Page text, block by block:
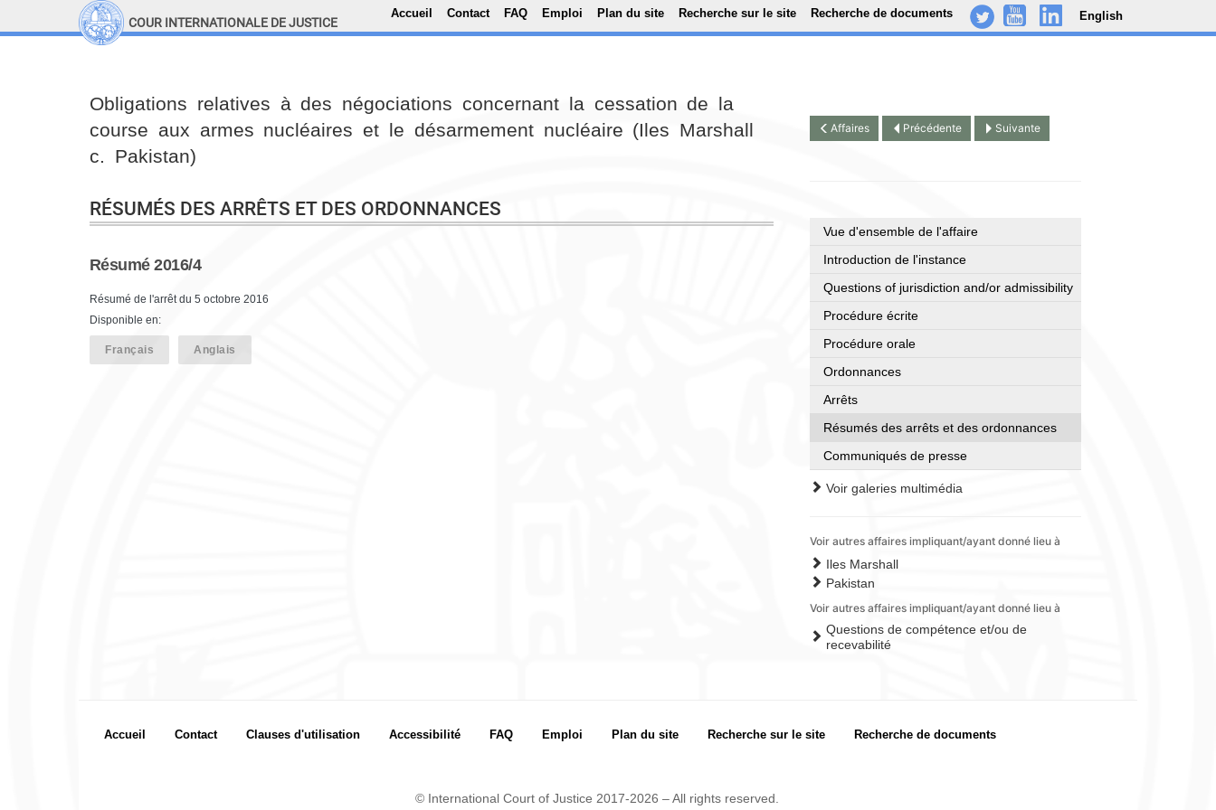
Aller au contenu principal
Top Menu
Accueil Contact FAQ Emploi Plan du site Recherche sur le site Recherche de documents
. - .. English
COUR INTERNATIONALE DE JUSTICE
Obligations relatives à des négociations concernant la cessation de la
course aux armes nucléaires et le désarmement nucléaire (Iles Marshall
c. Pakistan)
RÉSUMÉS DES ARRÊTS ET DES ORDONNANCES
Résumé 2016/4
Résumé de l'arrêt du 5 octobre 2016
Disponible en:
Français Anglais
Affaires Précédente Suivante
Vue d'ensemble de l'affaire
Introduction de l'instance
Questions of jurisdiction and/or admissibility
Procédure écrite
Procédure orale
Ordonnances
Arrêts
Résumés des arrêts et des ordonnances
Communiqués de presse
Voir galeries multimédia
Voir autres affaires impliquant/ayant donné lieu à
Iles Marshall
Pakistan
Voir autres affaires impliquant/ayant donné lieu à
Questions de compétence et/ou de
recevabilité
Top Menu
Footer menu
Accueil Contact Clauses d'utilisation Accessibilité FAQ Emploi Plan du site Recherche sur le site Recherche de documents
© International Court of Justice 2017-2026 – All rights reserved.